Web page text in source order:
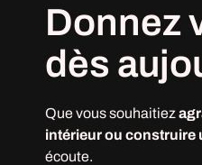
Donnez
dès
Que vous souhaitiez
intérieur ou construire
écoute.